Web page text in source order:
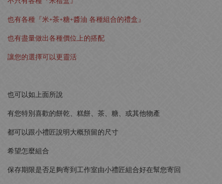
也有各種『米+茶+糖+醬油 各種組合的禮盒』
也有盡量做出各種價位上的搭配
讓您的選擇可以更靈活
也可以如上面所說
有您特別喜歡的餅乾、糕餅、茶、糖、或其他物產
都可以跟小禮匠說明大概預留的尺寸
希望怎麼組合
保存期限是否足夠寄到工作室由小禮匠組合好在幫您寄回